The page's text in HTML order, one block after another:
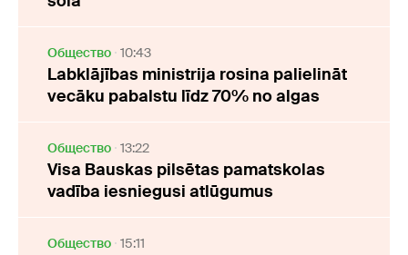
Oбщество 10:43
Labklājības ministrija rosina palielināt
vecāku pabalstu līdz 70% no algas
Oбщество 13:22
Visa Bauskas pilsētas pamatskolas
vadība iesniegusi atlūgumus
Oбщество 15:11